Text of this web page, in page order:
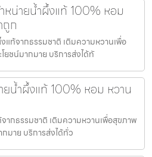
หน่ายน้ำผึ้งแท้ 100% หอม
ถูก
แท้จากธรรมชาติ เติมความหวานเพื่อ
ยชน์มากมาย บริการส่งได้ทั
ยน้ำผึ้งแท้ 100% หอม หวาน
ากธรรมชาติ เติมความหวานเพื่อสุขภาพ
มาย บริการส่งได้ทั่ว